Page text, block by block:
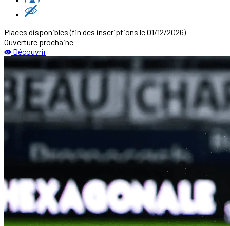
Places disponibles(fin des inscriptions le 01/12/2026)
Ouverture prochaine
Découvrir